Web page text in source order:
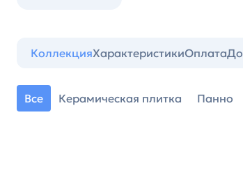
КоллекцияХарактеристикиОплата
Все Керамическая плитка Панно